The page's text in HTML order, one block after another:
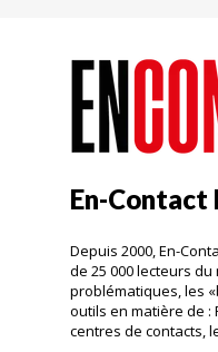
En-Contact
Depuis 2000, En-
de 25 000 lecteurs
problématiques, les
outils en matière de :
centres de contacts,